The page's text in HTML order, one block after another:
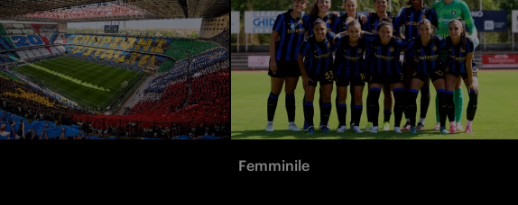
Femminile